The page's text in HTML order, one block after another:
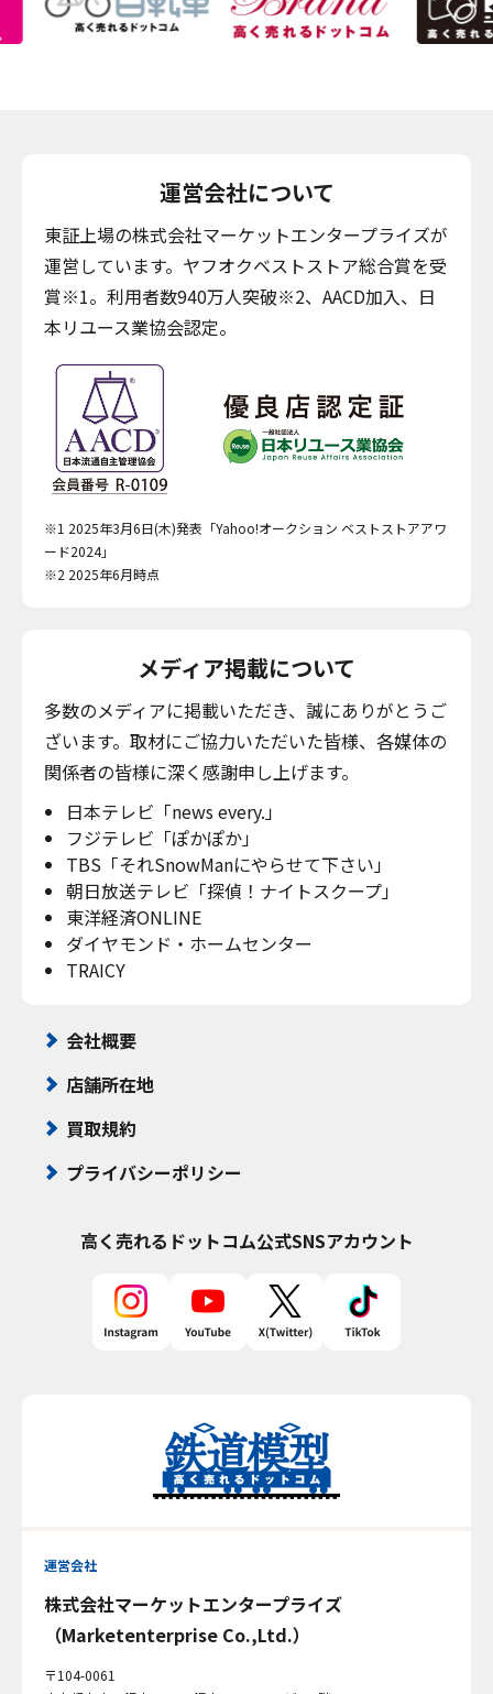
運営会社について
東証上場の株式会社マーケットエンタープライズが
運営しています。ヤフオクベストストア総合賞を受
賞※1。利用者数940万人突破※2、AACD加入、日
本リユース業協会認定。
※1 2025年3月6日(木)発表「Yahoo!オークション ベストストアアワ
ード2024」
※2 2025年6月時点
メディア掲載について
多数のメディアに掲載いただき、誠にありがとうご
ざいます。取材にご協力いただいた皆様、各媒体の
関係者の皆様に深く感謝申し上げます。
日本テレビ「news every.」
フジテレビ「ぽかぽか」
TBS「それSnowManにやらせて下さい」
朝日放送テレビ「探偵！ナイトスクープ」
東洋経済ONLINE
ダイヤモンド・ホームセンター
TRAICY
会社概要
店舗所在地
買取規約
プライバシーポリシー
高く売れるドットコム公式SNSアカウント
運営会社
株式会社マーケットエンタープライズ
（Marketenterprise Co.,Ltd.）
〒104-0061